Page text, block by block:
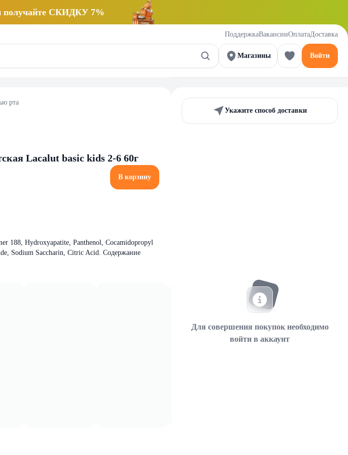
СКИДКУ 7%
ПоддержкаВакансииОплатаДоставка
Магазины Войти
рта
Lacalut basic kids 2-6 60г
В корзину
188, Hydroxyapatite, Panthenol, Cocamidopropyl
Sodium Saccharin, Citric Acid. Содержание
Укажите способ доставки
Для совершения покупок необходимо
войти в аккаунт